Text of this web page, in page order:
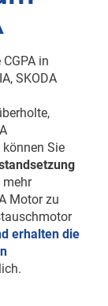
in
SKODA
Sie
mehr
Motor zu
erhalten die